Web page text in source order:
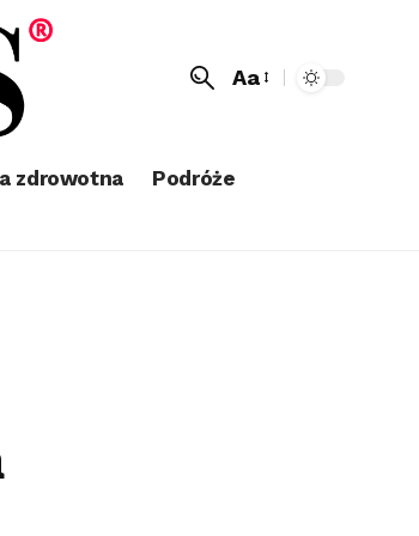
Aa
zdrowotna
Podróże